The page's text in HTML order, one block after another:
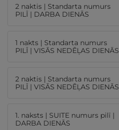
2 naktis | Standarta numurs
PILĪ | DARBA DIENĀS
1 nakts | Standarta numurs
PILĪ | VISĀS NEDĒĻAS DIENĀS
2 naktis | Standarta numurs
PILĪ | VISĀS NEDĒĻAS DIENĀS
1. naksts | SUITE numurs pilī |
DARBA DIENĀS